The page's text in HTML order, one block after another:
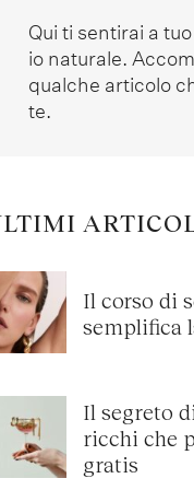
Qui ti sentirai a
io naturale.
qualche articolo
te.
Il corso di
semplifica
Il segreto
ricchi che
gratis